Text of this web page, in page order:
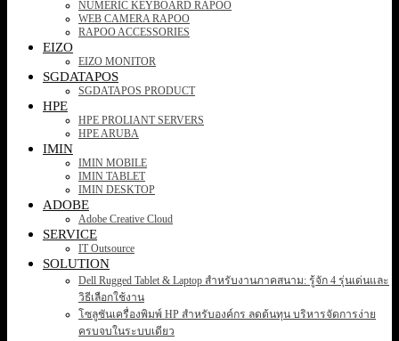
NUMERIC KEYBOARD RAPOO
WEB CAMERA RAPOO
RAPOO ACCESSORIES
EIZO
EIZO MONITOR
SGDATAPOS
SGDATAPOS PRODUCT
HPE
HPE PROLIANT SERVERS
HPE ARUBA
IMIN
IMIN MOBILE
IMIN TABLET
IMIN DESKTOP
ADOBE
Adobe Creative Cloud
SERVICE
IT Outsource
SOLUTION
Dell Rugged Tablet & Laptop สำหรับงานภาคสนาม: รู้จัก 4 รุ่นเด่นและ
วิธีเลือกใช้งาน
โซลูชันเครื่องพิมพ์ HP สำหรับองค์กร ลดต้นทุน บริหารจัดการง่าย
ครบจบในระบบเดียว